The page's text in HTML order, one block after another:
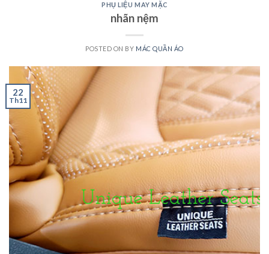
PHỤ LIỆU MAY MẶC
nhãn nệm
POSTED ON BY MÁC QUẦN ÁO
22
Th11